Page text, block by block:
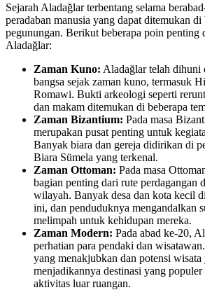
Sejarah Aladağlar terbentang selama
peradaban manusia yang dapat ditemukan
pegunungan. Berikut beberapa poin penting
Aladağlar:
Zaman Kuno: Aladağlar telah dihuni
bangsa sejak zaman kuno, termasuk
Romawi. Bukti arkeologi seperti
dan makam ditemukan di beberapa
Zaman Bizantium: Pada masa
merupakan pusat penting untuk
Banyak biara dan gereja didirikan di
Biara Sümela yang terkenal.
Zaman Ottoman: Pada masa
bagian penting dari rute perdagangan
wilayah. Banyak desa dan kota kecil
ini, dan penduduknya mengandalkan
melimpah untuk kehidupan mereka.
Zaman Modern: Pada abad ke-20,
perhatian para pendaki dan
yang menakjubkan dan potensi wisata
menjadikannya destinasi yang
aktivitas luar ruangan.